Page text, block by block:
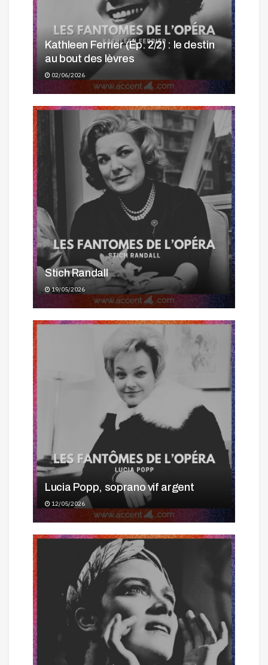
Kathleen Ferrier (Ép. 2/2) : le destin
au bout des lèvres
02/06/2026
Stich Randall
19/05/2026
Lucia Popp, soprano vif argent
12/05/2026